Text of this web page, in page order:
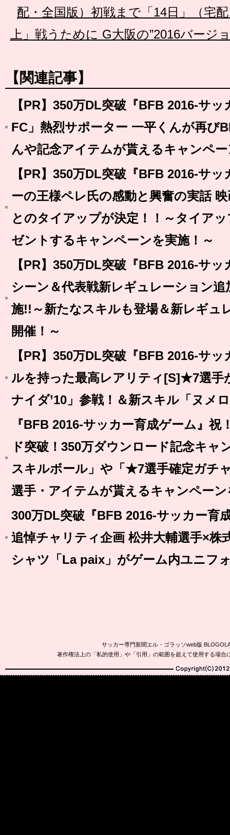
配・全国版）初戦まで「14日」（宅
上」戦うために G大阪の”2016バージ
【関連記事】
【PR】350万DL突破『BFB 2016-サ
FC」熱烈サポーター 一平くんが再び
んや記念アイテムが貰えるキャンペ
【PR】350万DL突破『BFB 2016-サ
ーの王様ペレ氏の感動と興奮の実話
とのタイアップが決定！！～タイア
ゼントするキャンペーンを実施！～
【PR】350万DL突破『BFB 2016-サ
シーン＆代表戦新レギュレーション
施!!～新たなスキルも登場＆新レギュ
開催！～
【PR】350万DL突破『BFB 2016-サ
ルを持った最高レアリティ[S]★7選手
ナイダ’10」参戦！＆新スキル「ヌメ
『BFB 2016-サッカー育成ゲーム』祝
ド突破！350万ダウンロード記念キャ
スキルボール」や「★7選手確定ガチ
選手・アイテムが貰えるキャンペーン
300万DL突破『BFB 2016-サッカー育
追悼チャリティ企画 松井大輔選手×株
シャツ「La paix」がゲーム内ユニフ
サッカー専門新聞エル・ゴラッソweb版
著作権法上の「私的使用」や「引用」の範囲を超えて使用する場
Copyright(C)2010-